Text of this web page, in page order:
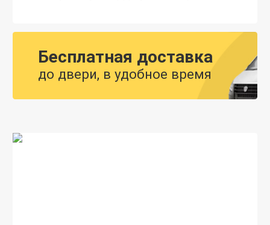
Бесплатная доставка
до двери, в удобное время